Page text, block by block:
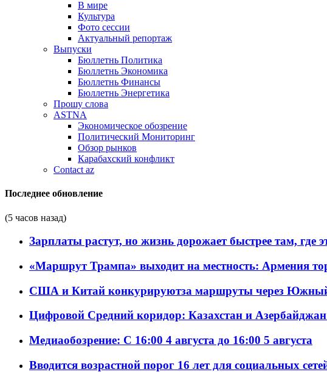
В мире
Культура
Фото сессии
Актуальный репортаж
Выпуски
Бюллетнь Политика
Бюллетнь Экономика
Бюллетнь Финансы
Бюллетнь Энергетика
Прошу слова
ASTNA
Экономическое обозрение
Политический Мониторинг
Обзор рынков
Карабахский конфликт
Contact az
Последнее обновление
(5 часов назад)
Зарплаты растут, но жизнь дорожает быстрее там, где
«Маршрут Трампа» выходит на местность: Армения
США и Китай конкурируютза маршруты через
Цифровой Средний коридор: Казахстан и
Медиаобозрение: С 16:00 4 августа до 16:00 5 августа
Вводится возрастной порог 16 лет для социальных